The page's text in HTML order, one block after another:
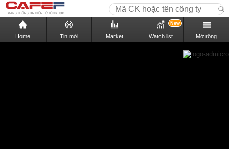
Home Tin mới Market Watch list
New
Mở rộng